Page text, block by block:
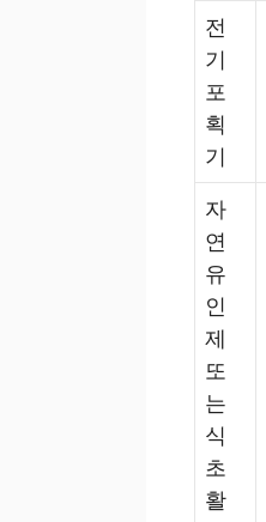
전
기
포
획
기
자
연
유
인
제
또
는
식
초
활